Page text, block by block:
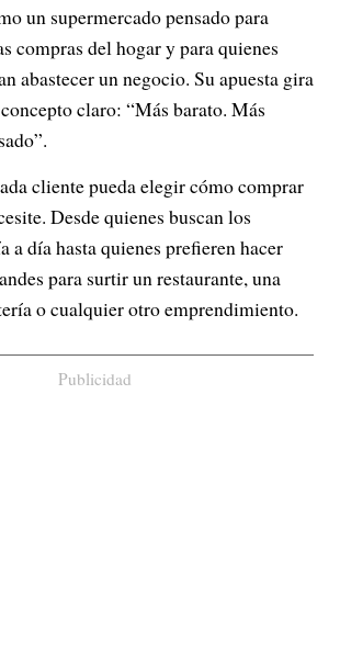
un supermercado pensado para
compras del hogar y para quienes
abastecer un negocio. Su apuesta gira
claro: “Más barato. Más
cliente pueda elegir cómo comprar
Desde quienes buscan los
a día hasta quienes prefieren hacer
para surtir un restaurante, una
o cualquier otro emprendimiento.
Publicidad